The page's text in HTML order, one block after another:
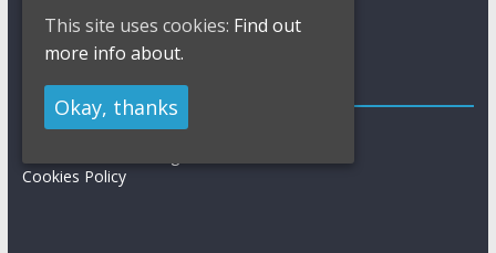
Impressum
Impressum / Kontakt
Cookies Policy
This site uses cookies: Find out
more info about.
Okay, thanks